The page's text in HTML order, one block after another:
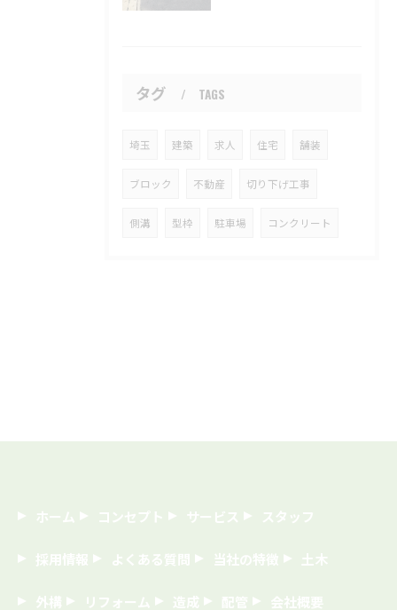
タグ TAGS
埼玉 建築 求人 住宅 舗装
ブロック 不動産 切り下げ工事
側溝 型枠 駐車場 コンクリート
ホーム コンセプト サービス スタッフ
採用情報 よくある質問 当社の特徴 土木
外構 リフォーム 造成 配管 会社概要